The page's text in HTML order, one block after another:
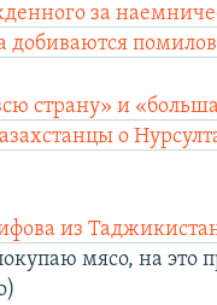
за
добиваются
страну» и
о
из
мясо, на это